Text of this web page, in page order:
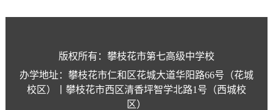
版权所有：攀枝花市第七高级中学校
办学地址：攀枝花市仁和区花城大道华阳路66号（花城
校区）丨攀枝花市西区清香坪智学北路1号（西城校
区）